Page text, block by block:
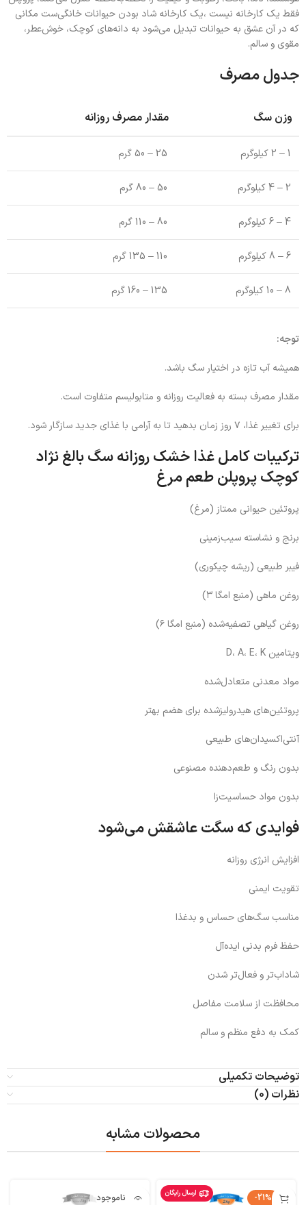
فقط یک کارخانه نیست ،یک کارخانه شاد بودن حیوانات خانگی‌ست مکانی
که در آن عشق به حیوانات تبدیل می‌شود به دانه‌های کوچک، خوش‌عطر،
مقوی و سالم.
جدول مصرف
وزن سگ مقدار مصرف روزانه
1 – 2 کیلوگرم 25 – 50 گرم
2 – 4 کیلوگرم 50 – 80 گرم
4 – 6 کیلوگرم 80 – 110 گرم
6 – 8 کیلوگرم 110 – 135 گرم
8 – 10 کیلوگرم 135 – 160 گرم
توجه:
همیشه آب تازه در اختیار سگ باشد.
مقدار مصرف بسته به فعالیت روزانه و متابولیسم متفاوت است.
برای تغییر غذا، ۷ روز زمان بدهید تا به آرامی با غذای جدید سازگار شود.
ترکیبات کامل غذا خشک روزانه سگ بالغ نژاد
کوچک پروپلن طعم مرغ
پروتئین حیوانی ممتاز (مرغ)
برنج و نشاسته سیب‌زمینی
فیبر طبیعی (ریشه چیکوری)
روغن ماهی (منبع امگا ۳)
روغن گیاهی تصفیه‌شده (منبع امگا ۶)
ویتامین D، A، E، K
مواد معدنی متعادل‌شده
پروتئین‌های هیدرولیزشده برای هضم بهتر
آنتی‌اکسیدان‌های طبیعی
بدون رنگ و طعم‌دهنده مصنوعی
بدون مواد حساسیت‌زا
فوایدی که سگت عاشقش می‌شود
افزایش انرژی روزانه
تقویت ایمنی
مناسب سگ‌های حساس و بدغذا
حفظ فرم بدنی ایده‌آل
شاداب‌تر و فعال‌تر شدن
محافظت از سلامت مفاصل
کمک به دفع منظم و سالم
توضیحات تکمیلی
نظرات (0)
محصولات مشابه
-21% ارسال رایگان ناموجود